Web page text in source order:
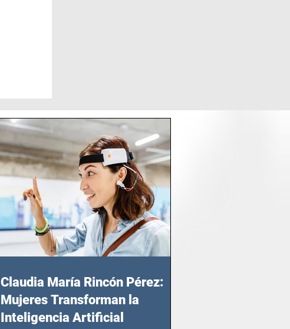
Claudia María Rincón Pérez:
Mujeres Transforman la
Inteligencia Artificial